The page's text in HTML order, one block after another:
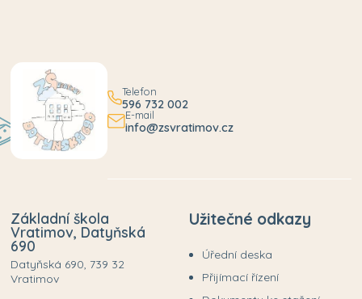
Telefon
596 732 002
E-mail
info@zsvratimov.cz
Základní škola
Vratimov, Datyňská
690
Datyňská 690, 739 32
Vratimov
Užitečné odkazy
Úřední deska
Přijímací řízení